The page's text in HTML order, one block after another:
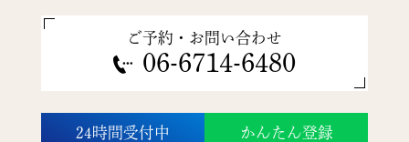
ご予約・お問い合わせ
06-6714-6480
24時間受付中 かんたん登録